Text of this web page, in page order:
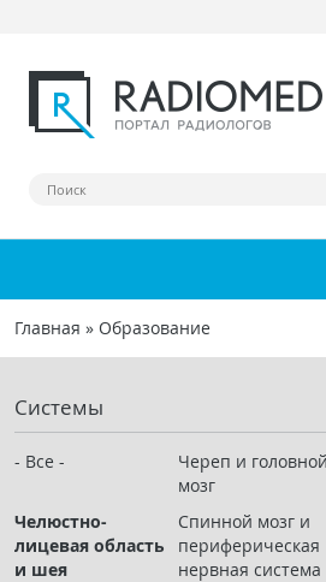
НОВОЕ НА САЙТЕ
СООБЩЕСТВО
Клинические наблюдения
Чат RADIOMED
Вы здесь
Главная » Образование
Системы
- Все -
Череп и головной
мозг
Челюстно-
лицевая область
и шея
Спинной мозг и
периферическая
нервная система